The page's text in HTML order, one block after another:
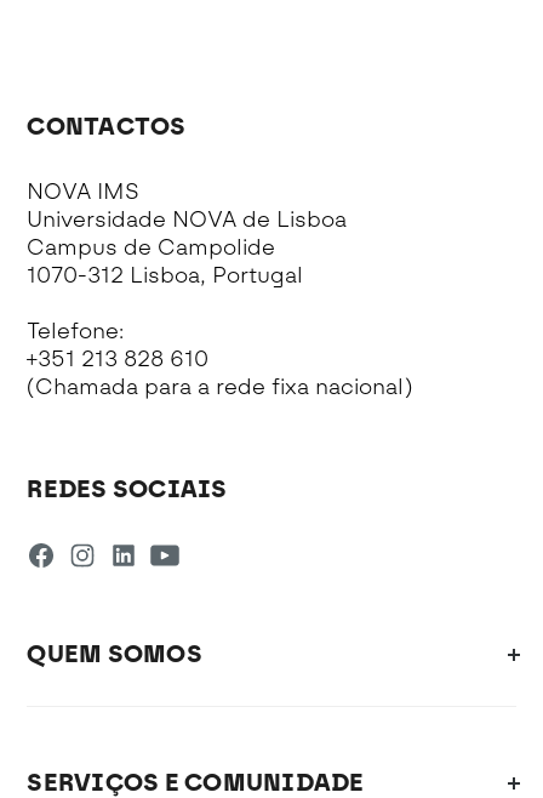
CONTACTOS
NOVA IMS
Universidade NOVA de Lisboa
Campus de Campolide
1070-312 Lisboa, Portugal
Telefone:
+351 213 828 610
(Chamada para a rede fixa nacional)
REDES SOCIAIS
QUEM SOMOS
SERVIÇOS E COMUNIDADE